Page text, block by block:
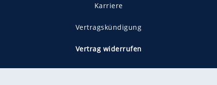
Karriere
Vertragskündigung
Vertrag widerrufen